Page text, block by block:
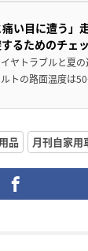
痛い目に遭う」
るためのチェ
ヤトラブルと夏
トの路面温度は
品 月刊自家用